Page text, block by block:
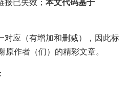
对应（有增加和删减），因此标
作者（们）的精彩文章。